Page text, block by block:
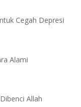
Cegah Depresi
Alami
Allah